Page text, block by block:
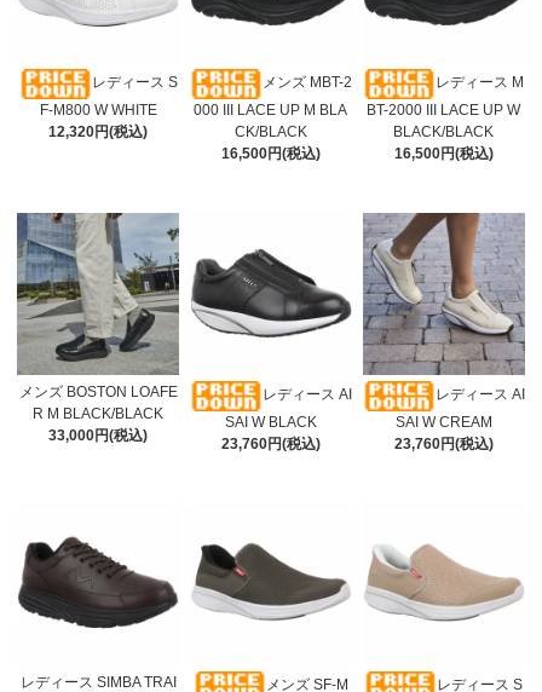
レディース S
F-M800 W WHITE
12,320円(税込)
メンズ MBT-2
000 III LACE UP M BLA
CK/BLACK
16,500円(税込)
レディース M
BT-2000 III LACE UP W
BLACK/BLACK
16,500円(税込)
メンズ BOSTON LOAFE
R M BLACK/BLACK
33,000円(税込)
レディース AI
SAI W BLACK
23,760円(税込)
レディース AI
SAI W CREAM
23,760円(税込)
レディース SIMBA TRAI メンズ SF-M レディース S